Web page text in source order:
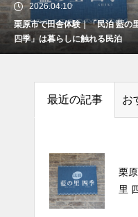
2026.04.10
栗原市で田舎体験｜「民泊 藍の
四季」は暮らしに触れる民泊
最近の記事 お
バ
卒
文
様
栗
里